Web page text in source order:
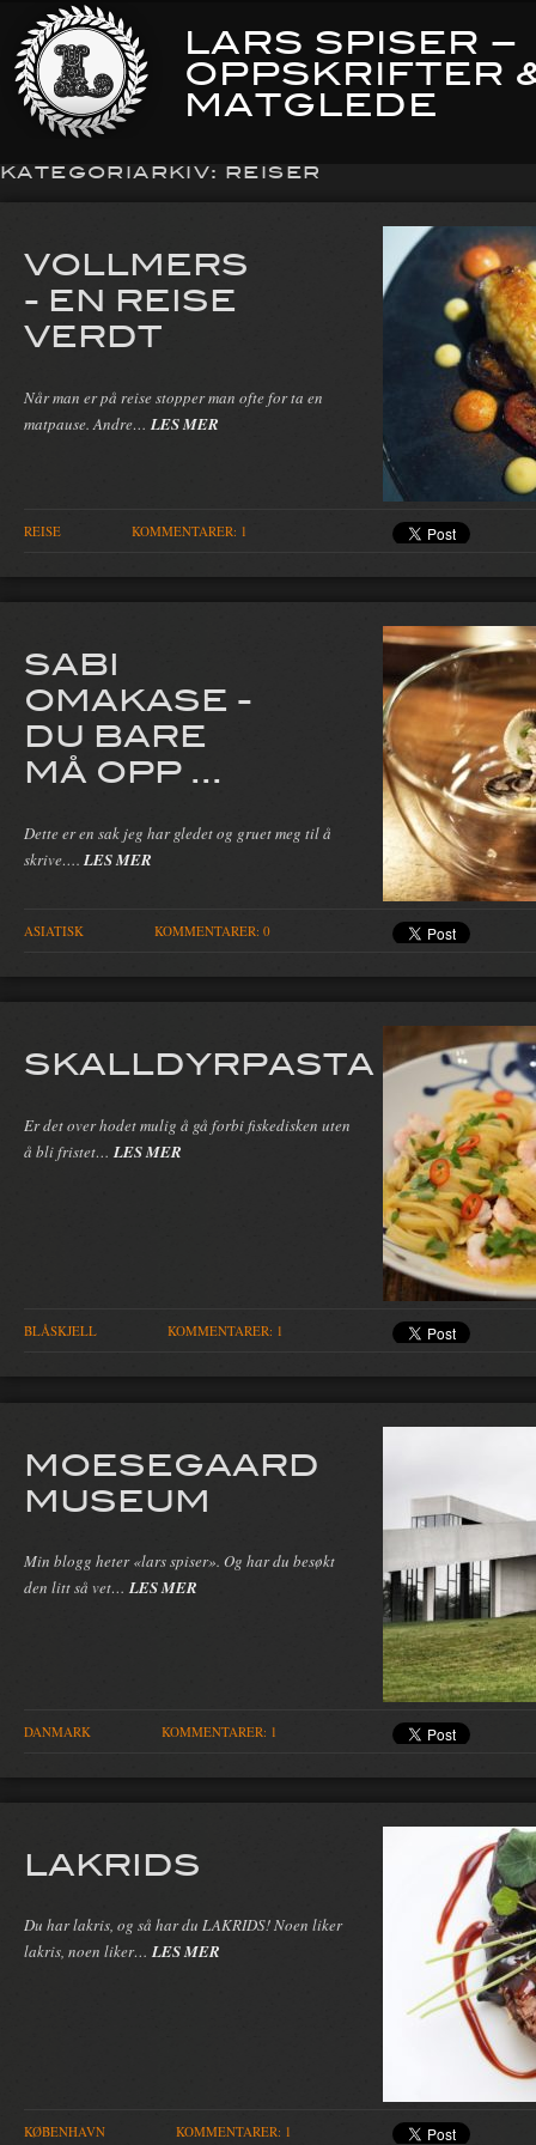
LARS SPISER –
OPPSKRIFTER
MATGLEDE
KATEGORIARKIV: REISER
VOLLMERS
- EN REISE
VERDT
Når man er på reise stopper man ofte for ta en
matpause. Andre… LES MER
REISE KOMMENTARER: 1
SABI
OMAKASE -
DU BARE
MÅ OPP ...
Dette er en sak jeg har gledet og gruet meg til å
skrive…. LES MER
ASIATISK KOMMENTARER: 0
SKALLDYRPASTA
Er det over hodet mulig å gå forbi fiskedisken uten
å bli fristet… LES MER
BLÅSKJELL KOMMENTARER: 1
MOESEGAARD
MUSEUM
Min blogg heter «lars spiser». Og har du besøkt
den litt så vet… LES MER
DANMARK KOMMENTARER: 1
LAKRIDS
Du har lakris, og så har du LAKRIDS! Noen liker
lakris, noen liker… LES MER
KØBENHAVN KOMMENTARER: 1